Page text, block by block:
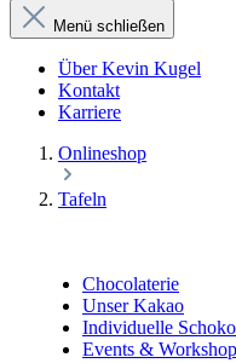
Menü schließen
Über Kevin Kugel
Kontakt
Karriere
Onlineshop
Tafeln
Chocolaterie
Unser Kakao
Individuelle
Events &